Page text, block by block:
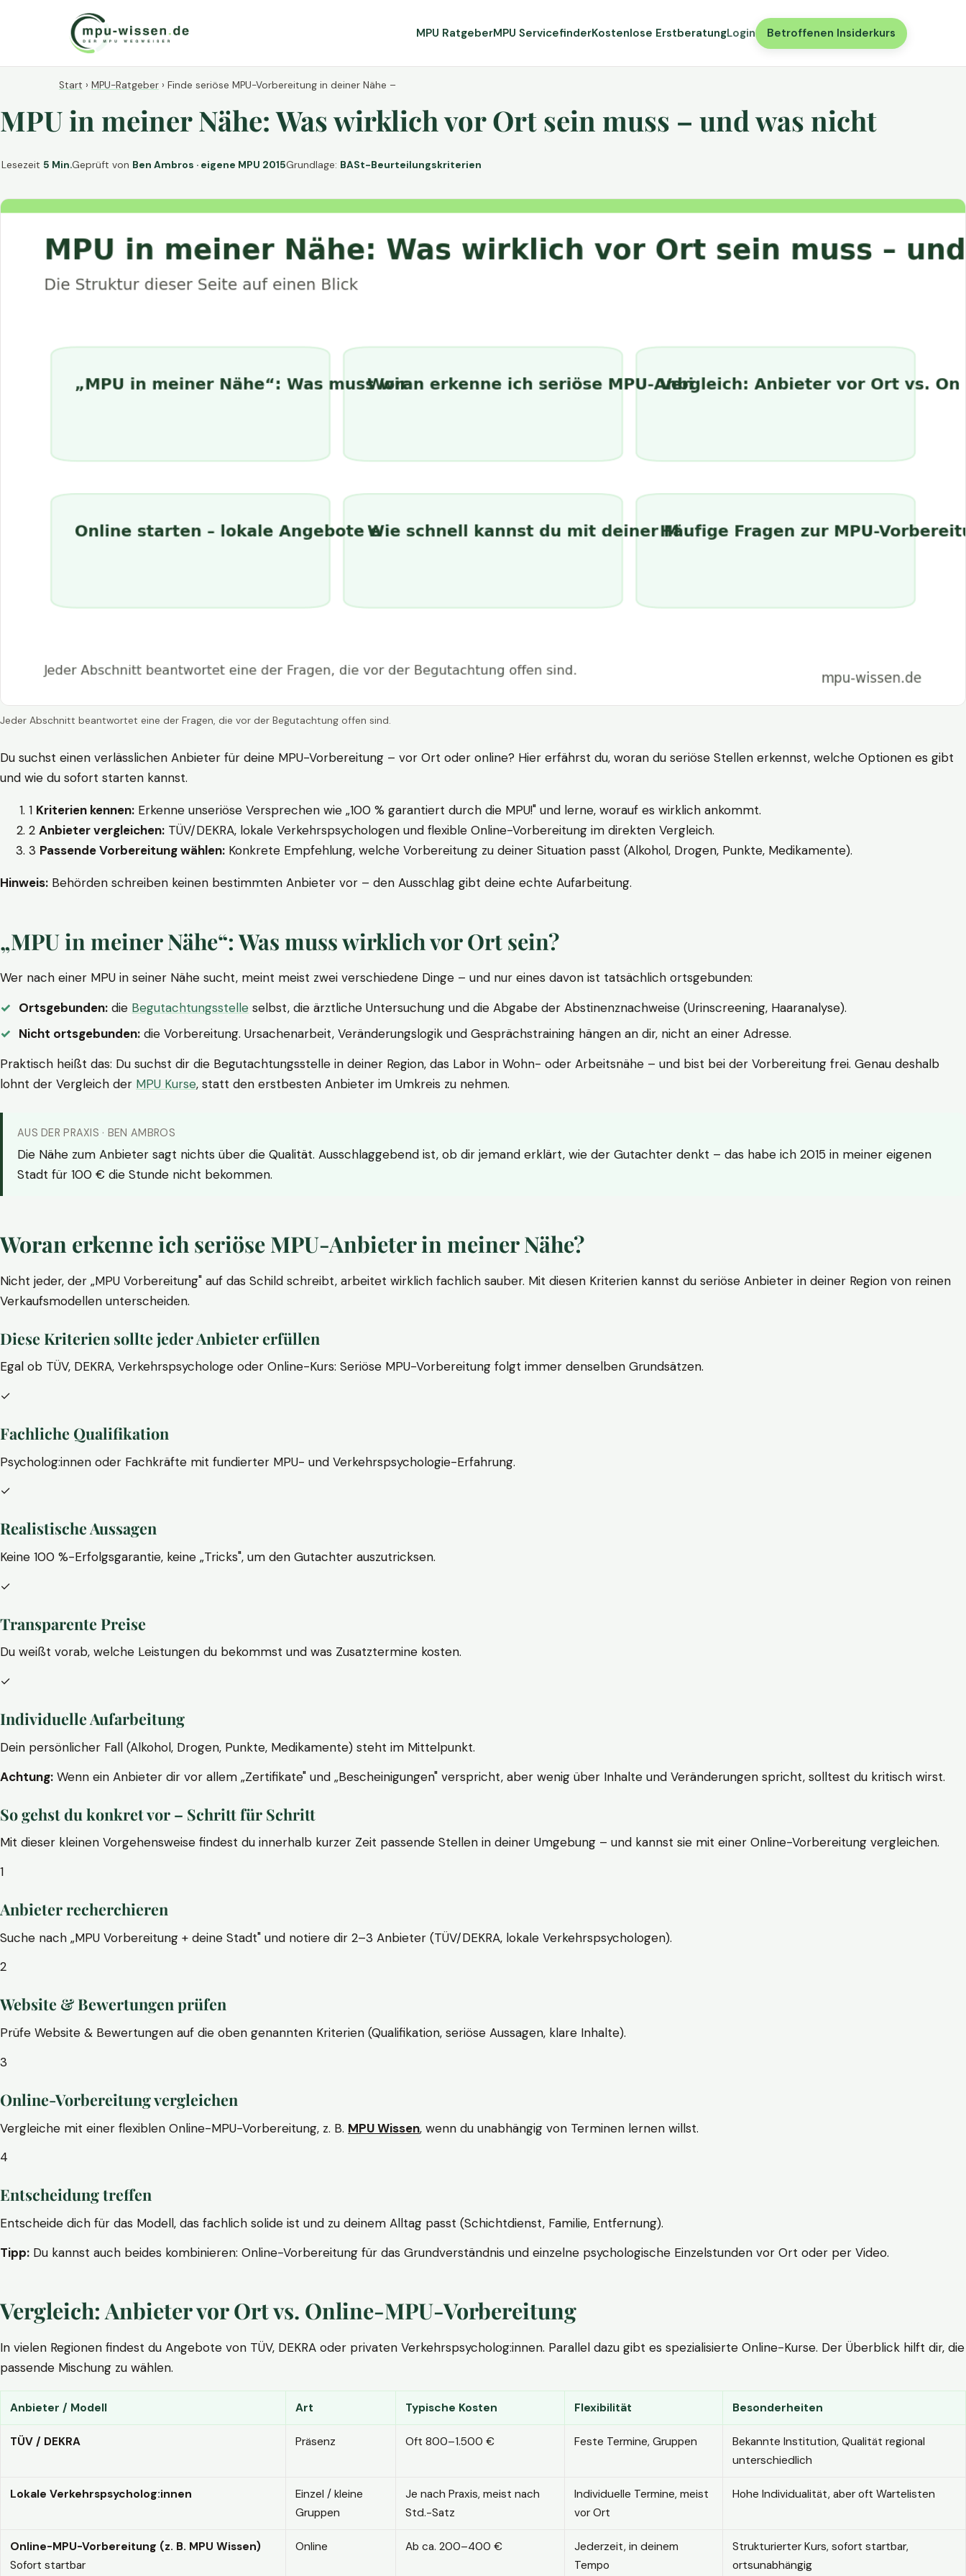
MPU RatgeberMPU ServicefinderKostenlose ErstberatungLogin Betroffenen Insiderkurs
Start › MPU-Ratgeber › Finde seriöse MPU-Vorbereitung in deiner Nähe –
MPU in meiner Nähe: Was wirklich vor Ort sein muss – und was nicht
Lesezeit 5 Min.Geprüft von Ben Ambros · eigene MPU 2015Grundlage: BASt-Beurteilungskriterien
Jeder Abschnitt beantwortet eine der Fragen, die vor der Begutachtung offen sind.
Du suchst einen verlässlichen Anbieter für deine MPU-Vorbereitung – vor Ort oder online? Hier erfährst du, woran du seriöse Stellen erkennst, welche Optionen es gibt
und wie du sofort starten kannst.
1 Kriterien kennen: Erkenne unseriöse Versprechen wie „100 % garantiert durch die MPU!" und lerne, worauf es wirklich ankommt.
2 Anbieter vergleichen: TÜV/DEKRA, lokale Verkehrspsychologen und flexible Online-Vorbereitung im direkten Vergleich.
3 Passende Vorbereitung wählen: Konkrete Empfehlung, welche Vorbereitung zu deiner Situation passt (Alkohol, Drogen, Punkte, Medikamente).
Hinweis: Behörden schreiben keinen bestimmten Anbieter vor – den Ausschlag gibt deine echte Aufarbeitung.
„MPU in meiner Nähe“: Was muss wirklich vor Ort sein?
Wer nach einer MPU in seiner Nähe sucht, meint meist zwei verschiedene Dinge – und nur eines davon ist tatsächlich ortsgebunden:
Ortsgebunden: die Begutachtungsstelle selbst, die ärztliche Untersuchung und die Abgabe der Abstinenznachweise (Urinscreening, Haaranalyse).
Nicht ortsgebunden: die Vorbereitung. Ursachenarbeit, Veränderungslogik und Gesprächstraining hängen an dir, nicht an einer Adresse.
Praktisch heißt das: Du suchst dir die Begutachtungsstelle in deiner Region, das Labor in Wohn- oder Arbeitsnähe – und bist bei der Vorbereitung frei. Genau deshalb
lohnt der Vergleich der MPU Kurse, statt den erstbesten Anbieter im Umkreis zu nehmen.
AUS DER PRAXIS · BEN AMBROS
Die Nähe zum Anbieter sagt nichts über die Qualität. Ausschlaggebend ist, ob dir jemand erklärt, wie der Gutachter denkt – das habe ich 2015 in meiner eigenen
Stadt für 100 € die Stunde nicht bekommen.
Woran erkenne ich seriöse MPU-Anbieter in meiner Nähe?
Nicht jeder, der „MPU Vorbereitung" auf das Schild schreibt, arbeitet wirklich fachlich sauber. Mit diesen Kriterien kannst du seriöse Anbieter in deiner Region von reinen
Verkaufsmodellen unterscheiden.
Diese Kriterien sollte jeder Anbieter erfüllen
Egal ob TÜV, DEKRA, Verkehrspsychologe oder Online-Kurs: Seriöse MPU-Vorbereitung folgt immer denselben Grundsätzen.
✓
Fachliche Qualifikation
Psycholog:innen oder Fachkräfte mit fundierter MPU- und Verkehrspsychologie-Erfahrung.
✓
Realistische Aussagen
Keine 100 %-Erfolgsgarantie, keine „Tricks", um den Gutachter auszutricksen.
✓
Transparente Preise
Du weißt vorab, welche Leistungen du bekommst und was Zusatztermine kosten.
✓
Individuelle Aufarbeitung
Dein persönlicher Fall (Alkohol, Drogen, Punkte, Medikamente) steht im Mittelpunkt.
Achtung: Wenn ein Anbieter dir vor allem „Zertifikate" und „Bescheinigungen" verspricht, aber wenig über Inhalte und Veränderungen spricht, solltest du kritisch wirst.
So gehst du konkret vor – Schritt für Schritt
Mit dieser kleinen Vorgehensweise findest du innerhalb kurzer Zeit passende Stellen in deiner Umgebung – und kannst sie mit einer Online-Vorbereitung vergleichen.
1
Anbieter recherchieren
Suche nach „MPU Vorbereitung + deine Stadt" und notiere dir 2–3 Anbieter (TÜV/DEKRA, lokale Verkehrspsychologen).
2
Website & Bewertungen prüfen
Prüfe Website & Bewertungen auf die oben genannten Kriterien (Qualifikation, seriöse Aussagen, klare Inhalte).
3
Online-Vorbereitung vergleichen
Vergleiche mit einer flexiblen Online-MPU-Vorbereitung, z. B. MPU Wissen, wenn du unabhängig von Terminen lernen willst.
4
Entscheidung treffen
Entscheide dich für das Modell, das fachlich solide ist und zu deinem Alltag passt (Schichtdienst, Familie, Entfernung).
Tipp: Du kannst auch beides kombinieren: Online-Vorbereitung für das Grundverständnis und einzelne psychologische Einzelstunden vor Ort oder per Video.
Vergleich: Anbieter vor Ort vs. Online-MPU-Vorbereitung
In vielen Regionen findest du Angebote von TÜV, DEKRA oder privaten Verkehrspsycholog:innen. Parallel dazu gibt es spezialisierte Online-Kurse. Der Überblick hilft dir, die
passende Mischung zu wählen.
Anbieter / Modell Art Typische Kosten Flexibilität Besonderheiten
TÜV / DEKRA Präsenz Oft 800–1.500 € Feste Termine, Gruppen
Bekannte Institution, Qualität regional
unterschiedlich
Lokale Verkehrspsycholog:innen
Einzel / kleine
Gruppen
Je nach Praxis, meist nach
Std.-Satz
Individuelle Termine, meist
vor Ort
Hohe Individualität, aber oft Wartelisten
Online-MPU-Vorbereitung (z. B. MPU Wissen)
Sofort startbar
Online Ab ca. 200–400 €
Jederzeit, in deinem
Tempo
Strukturierter Kurs, sofort startbar,
ortsunabhängig